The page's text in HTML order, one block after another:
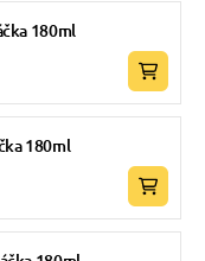
180ml
180ml